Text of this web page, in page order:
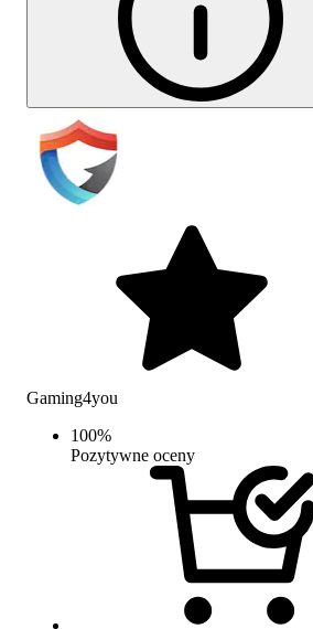
Gaming4you
100%
Pozytywne oceny